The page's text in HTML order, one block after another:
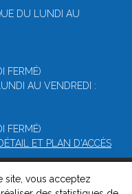
DU LUNDI AU
FERMÉ)
AU VENDREDI :
FERMÉ)
ET PLAN D'ACCÈS
de Villefranche -
site, vous acceptez